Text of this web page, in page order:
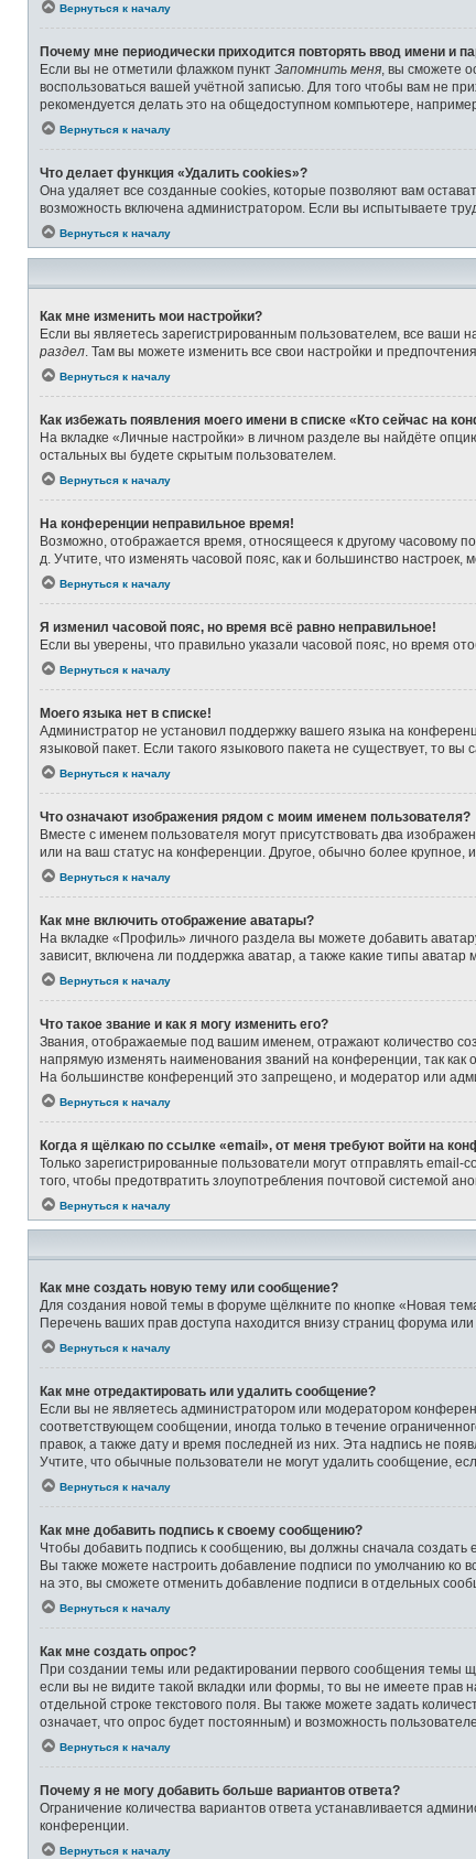
Вернуться к началу
Почему мне периодически приходится повторять ввод имени и
Если вы не отметили флажком пункт Запомнить меня , вы сможете
воспользоваться вашей учётной записью. Для того чтобы вам не
рекомендуется делать это на общедоступном компьютере,
Вернуться к началу
Что делает функция «Удалить cookies»?
Она удаляет все созданные cookies, которые позволяют вам
возможность включена администратором. Если вы испытываете
Вернуться к началу
Как мне изменить мои настройки?
Если вы являетесь зарегистрированным пользователем, все ваши
раздел . Там вы можете изменить все свои настройки и предпочтения.
Вернуться к началу
Как избежать появления моего имени в списке «Кто сейчас на
На вкладке «Личные настройки» в личном разделе вы найдёте
остальных вы будете скрытым пользователем.
Вернуться к началу
На конференции неправильное время!
Возможно, отображается время, относящееся к другому часовому
д. Учтите, что изменять часовой пояс, как и большинство
Вернуться к началу
Я изменил часовой пояс, но время всё равно неправильное!
Если вы уверены, что правильно указали часовой пояс, но время
Вернуться к началу
Моего языка нет в списке!
Администратор не установил поддержку вашего языка на
языковой пакет. Если такого языкового пакета не существует, то
Вернуться к началу
Что означают изображения рядом с моим именем пользователя?
Вместе с именем пользователя могут присутствовать два
или на ваш статус на конференции. Другое, обычно более крупное,
Вернуться к началу
Как мне включить отображение аватары?
На вкладке «Профиль» личного раздела вы можете добавить
зависит, включена ли поддержка аватар, а также какие типы
Вернуться к началу
Что такое звание и как я могу изменить его?
Звания, отображаемые под вашим именем, отражают количество
напрямую изменять наименования званий на конференции, так
На большинстве конференций это запрещено, и модератор или
Вернуться к началу
Когда я щёлкаю по ссылке «email», от меня требуют войти на
Только зарегистрированные пользователи могут отправлять
того, чтобы предотвратить злоупотребления почтовой системой
Вернуться к началу
Как мне создать новую тему или сообщение?
Для создания новой темы в форуме щёлкните по кнопке «Новая
Перечень ваших прав доступа находится внизу страниц форума
Вернуться к началу
Как мне отредактировать или удалить сообщение?
Если вы не являетесь администратором или модератором
соответствующем сообщении, иногда только в течение
правок, а также дату и время последней из них. Эта надпись не
Учтите, что обычные пользователи не могут удалить сообщение,
Вернуться к началу
Как мне добавить подпись к своему сообщению?
Чтобы добавить подпись к сообщению, вы должны сначала
Вы также можете настроить добавление подписи по умолчанию
на это, вы сможете отменить добавление подписи в отдельных
Вернуться к началу
Как мне создать опрос?
При создании темы или редактировании первого сообщения темы
если вы не видите такой вкладки или формы, то вы не имеете прав
отдельной строке текстового поля. Вы также можете задать
означает, что опрос будет постоянным) и возможность
Вернуться к началу
Почему я не могу добавить больше вариантов ответа?
Ограничение количества вариантов ответа устанавливается
конференции.
Вернуться к началу